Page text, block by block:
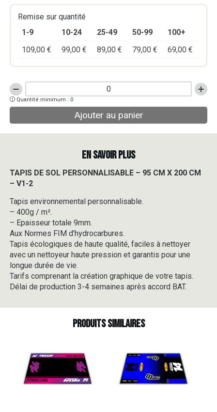
Remise sur quantité
1-9
10-24 25-49 50-99
100+
109,00 € 99,00 € 89,00 € 79,00 € 69,00 €
quantité
de
TAPIS
DE
X
200
-
V1-
2
Quantité minimum : 0
Ajouter au panier
EN SAVOIR PLUS
TAPIS DE SOL PERSONNALISABLE – 95 CM X 200 CM
– V1-2
Tapis environnemental personnalisable.
– 400g / m².
– Epaisseur totale 9mm.
Aux Normes FIM d’hydrocarbures.
Tapis écologiques de haute qualité, faciles à nettoyer
avec un nettoyeur haute pression et garantis pour une
longue durée de vie.
Tarifs comprenant la création graphique de votre tapis.
Délai de production 3-4 semaines après accord BAT.
Produits similaires